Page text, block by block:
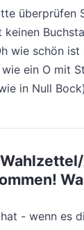
überprüfen
keinen
wie schön ist
ein O mit
in Null
- wenn es